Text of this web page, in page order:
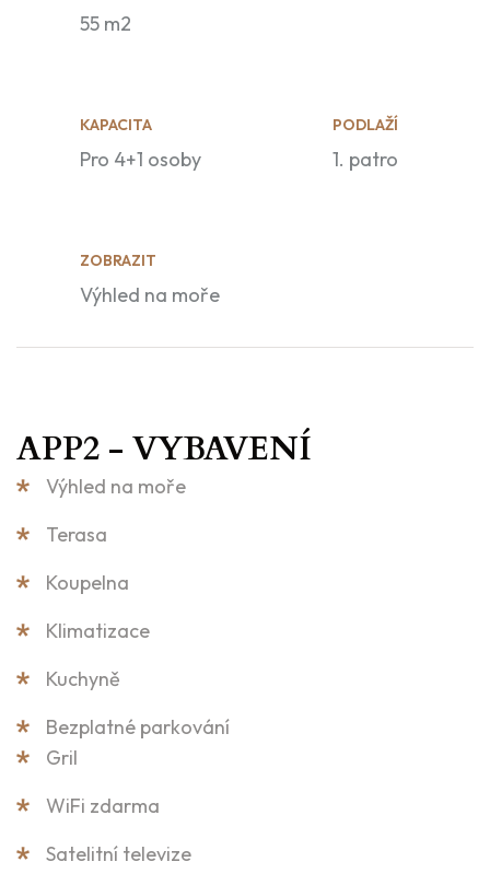
55 m2
KAPACITA
Pro 4+1 osoby
PODLAŽÍ
1. patro
ZOBRAZIT
Výhled na moře
APP2 - VYBAVENÍ
Výhled na moře
Terasa
Koupelna
Klimatizace
Kuchyně
Bezplatné parkování
Gril
WiFi zdarma
Satelitní televize